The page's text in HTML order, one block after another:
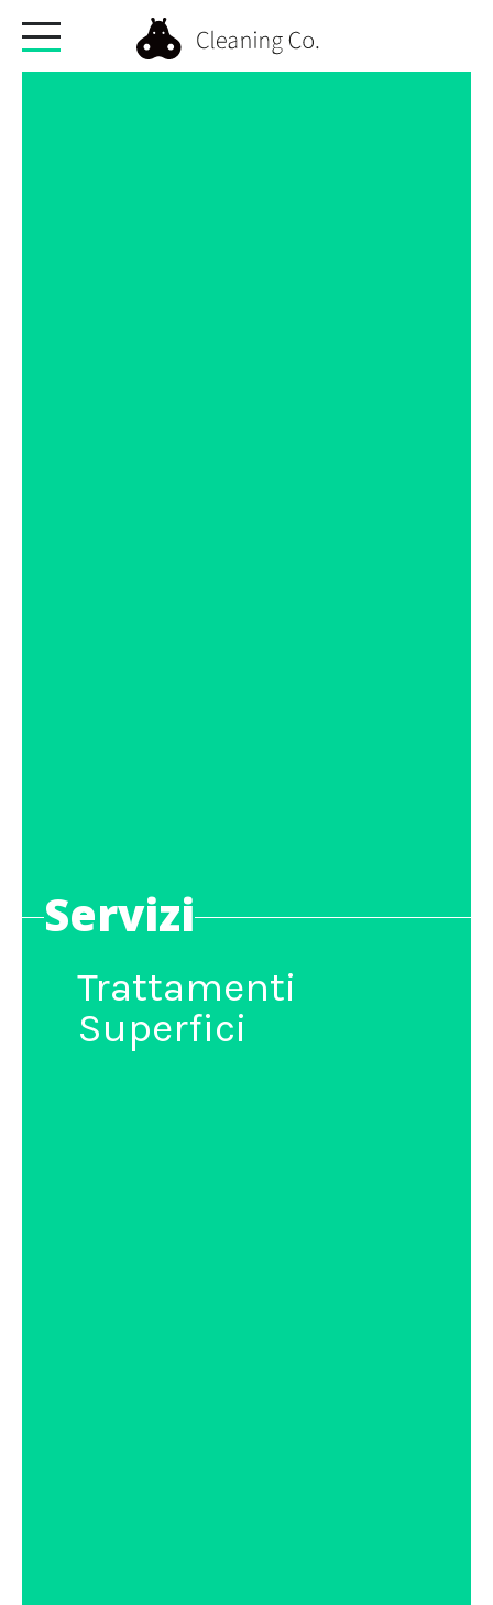
Servizi
Trattamenti
Superfici